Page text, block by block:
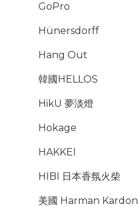
GoPro
Hünersdorff
Hang Out
韓國HELLOS
HikU 夢淡燈
Hokage
HAKKEI
HIBI 日本香氛火柴
美國 Harman Kardon